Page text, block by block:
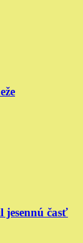
jesennú časť